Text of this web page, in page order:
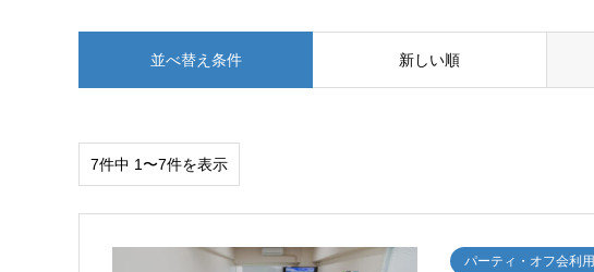
並べ替え条件 新しい順
7件中 1〜7件を表示
パーティ・オフ会利用